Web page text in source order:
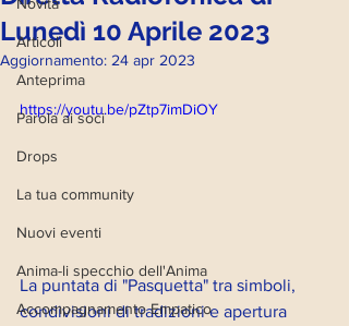
Articoli
Anteprima
Parola ai soci
Drops
La tua community
Nuovi eventi
Anima-li specchio dell'Anima
Accompagnamento Empatico
Lunedì 10 Aprile 2023
Aggiornamento: 24 apr 2023
https://youtu.be/pZtp7imDiOY
La puntata di "Pasquetta" tra simboli,
condivisioni di tradizioni e apertura